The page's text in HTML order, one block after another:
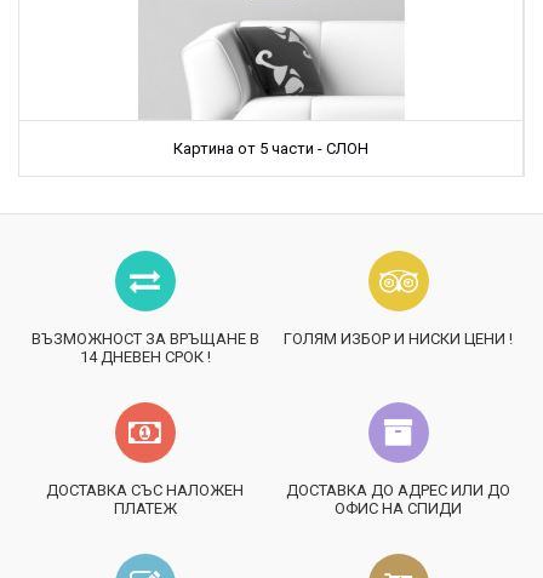
Картина от 5 части - СЛОН
ВЪЗМОЖНОСТ ЗА ВРЪЩАНЕ В
14 ДНЕВЕН СРОК !
ГОЛЯМ ИЗБОР И НИСКИ ЦЕНИ !
ДОСТАВКА СЪС НАЛОЖЕН
ПЛАТЕЖ
ДОСТАВКА ДО АДРЕС ИЛИ ДО
ОФИС НА СПИДИ